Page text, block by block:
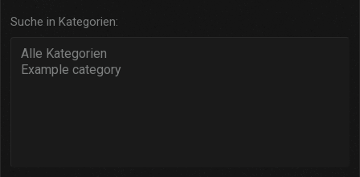
Suche in Kategorien